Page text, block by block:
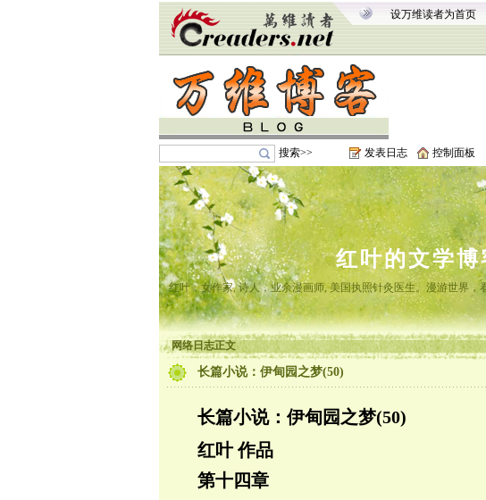
设万维读者为首页
搜索>> 发表日志 控制面板
红叶的文学博
红叶，女作家, 诗人，业余漫画师, 美国执照针灸医生。漫游世界
网络日志正文
长篇小说：伊甸园之梦(50)
长篇小说：伊甸园之梦(50)
红叶 作品
第十四章